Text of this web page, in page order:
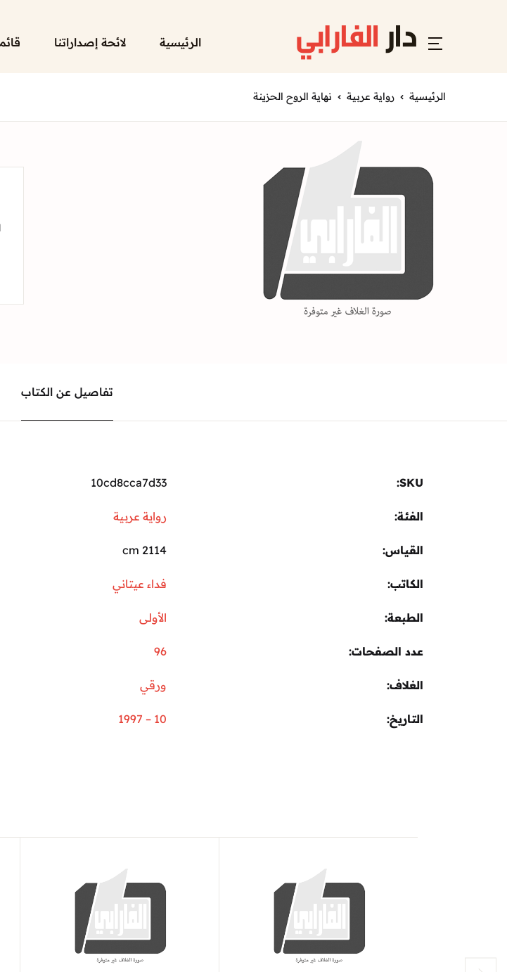
الرئيسية لائحة إصداراتنا
الرئيسية رواية عربية نهاية الروح الحزينة
تفاصيل عن الكتاب
SKU:
10cd8cca7d33
الفئة: رواية عربية
القياس 2114 cm
الكاتب فداء عيتاني
الطبعة الأولى
عدد الصفحات 96
الغلاف ورقي
التاريخ 10 – 1997